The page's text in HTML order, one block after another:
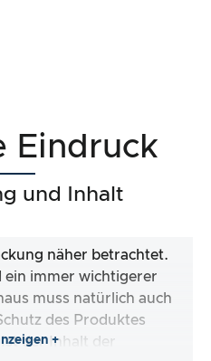
Eindruck
und Inhalt
näher betrachtet.
ein immer wichtigerer
muss natürlich auch
des Produktes
der Inhalt der
+